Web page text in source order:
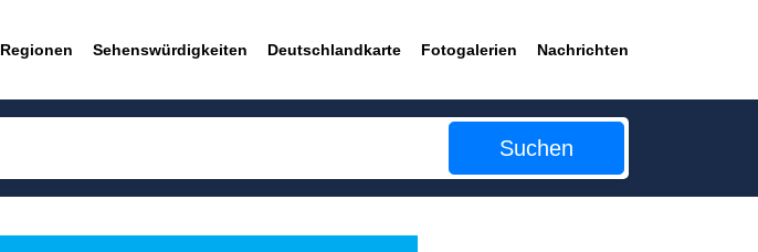
Regionen Sehenswürdigkeiten Deutschlandkarte Fotogalerien Nachrichten
Suchen